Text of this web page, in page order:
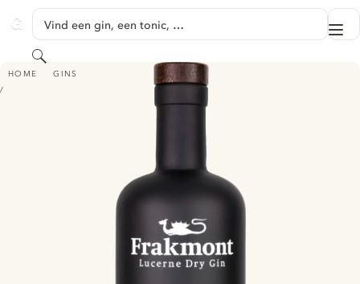
GINVENTORY
Vind een gin, een tonic, …
Zoeken
HOME GINS
FRAKMONT - LUCERNE DRY GIN